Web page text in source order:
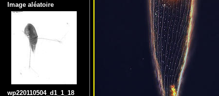
Image aléatoire
wp220110504_d1_1_18